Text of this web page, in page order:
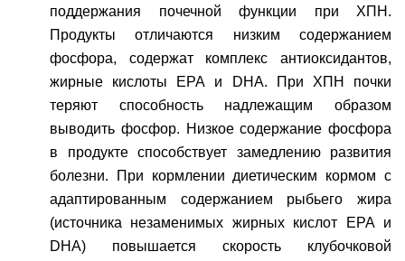
поддержания почечной функции при ХПН.
Продукты отличаются низким содержанием
фосфора, содержат комплекс антиоксидантов,
жирные кислоты ЕРА и DHA. При ХПН почки
теряют способность надлежащим образом
выводить фосфор. Низкое содержание фосфора
в продукте способствует замедлению развития
болезни. При кормлении диетическим кормом с
адаптированным содержанием рыбьего жира
(источника незаменимых жирных кислот ЕРА и
DHA) повышается скорость клубочковой